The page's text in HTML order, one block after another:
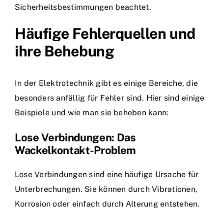
Sicherheitsbestimmungen beachtet.
Häufige Fehlerquellen und
ihre Behebung
In der Elektrotechnik gibt es einige Bereiche, die
besonders anfällig für Fehler sind. Hier sind einige
Beispiele und wie man sie beheben kann:
Lose Verbindungen: Das
Wackelkontakt-Problem
Lose Verbindungen sind eine häufige Ursache für
Unterbrechungen. Sie können durch Vibrationen,
Korrosion oder einfach durch Alterung entstehen.